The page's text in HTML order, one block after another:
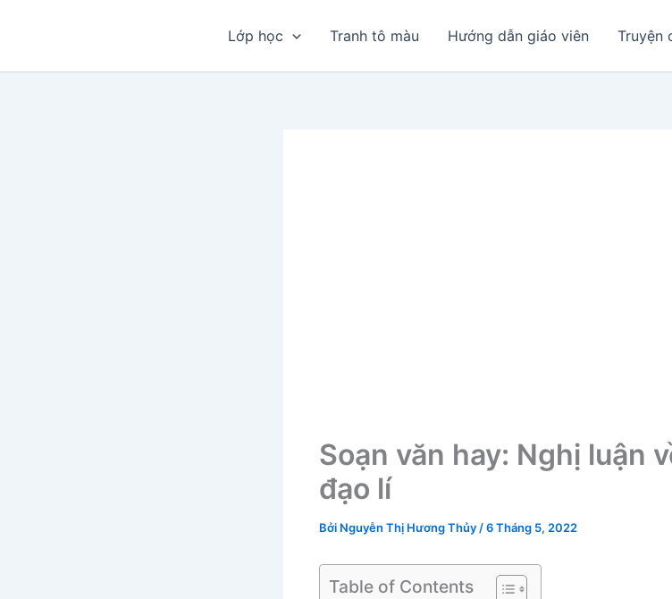
Lớp học Tranh tô màu Hướng dẫn giáo viên Truyện
Soạn văn hay: Nghị luận
đạo lí
Bởi Nguyễn Thị Hương Thủy /6 Tháng 5, 2022
Table of Contents